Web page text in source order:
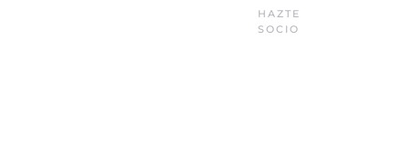
HAZTE
SOCIO